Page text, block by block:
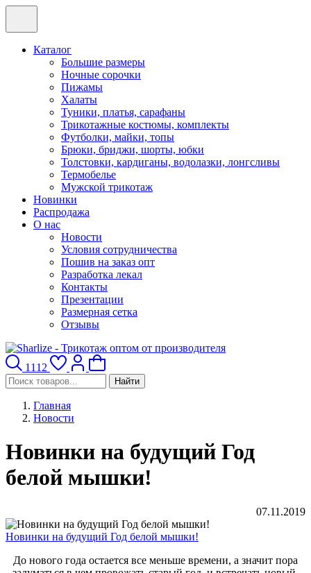
Каталог
Большие размеры
Ночные сорочки
Пижамы
Халаты
Туники, платья, сарафаны
Трикотажные костюмы, комплекты
Футболки, майки, топы
Брюки, бриджи, шорты, юбки
Толстовки, кардиганы, водолазки, лонгсливы
Термобелье
Мужской трикотаж
Новинки
Распродажа
О нас
Новости
Условия сотрудничества
Пошив на заказ опт
Разработка лекал
Контакты
Презентации
Размерная сетка
Отзывы
1112
Найти
Главная
Новости
Новинки на будущий Год
белой мышки!
07.11.2019
Новинки на будущий Год белой мышки!
До нового года остается все меньше времени, а значит пора